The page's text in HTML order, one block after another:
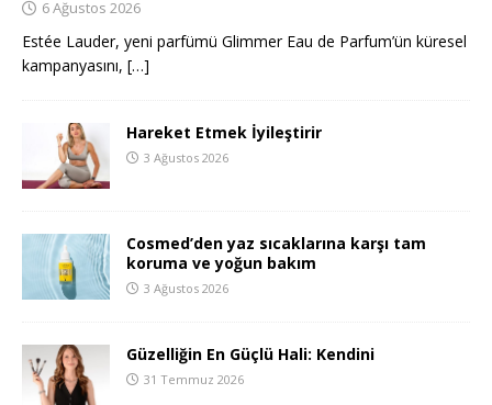
6 Ağustos 2026
Estée Lauder, yeni parfümü Glimmer Eau de Parfum’ün küresel
kampanyasını, […]
Hareket Etmek İyileştirir
3 Ağustos 2026
Cosmed’den yaz sıcaklarına karşı tam
koruma ve yoğun bakım
3 Ağustos 2026
Güzelliğin En Güçlü Hali: Kendini
31 Temmuz 2026